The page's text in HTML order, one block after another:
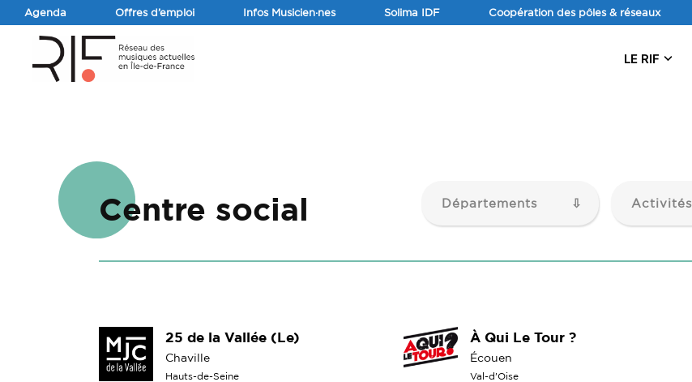
Aller
Agenda Offres d’emploi Infos Musicien·nes Solima IDF Coopération des pôles & réseaux
LE RIF
Centre social Départements Activités
25 de la Vallée (Le)
Chaville
Hauts-de-Seine
À Qui Le Tour ?
Écouen
Val-d'Oise